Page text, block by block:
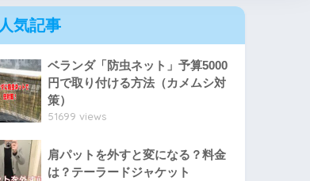
人気記事
ベランダ「防虫ネット」予算5000
円で取り付ける方法（カメムシ対
策）
51699 views
肩パットを外すと変になる？料金
は？テーラードジャケット